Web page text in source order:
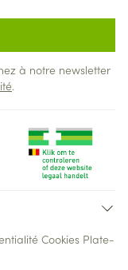
à notre newsletter
.
Cookies Plate-